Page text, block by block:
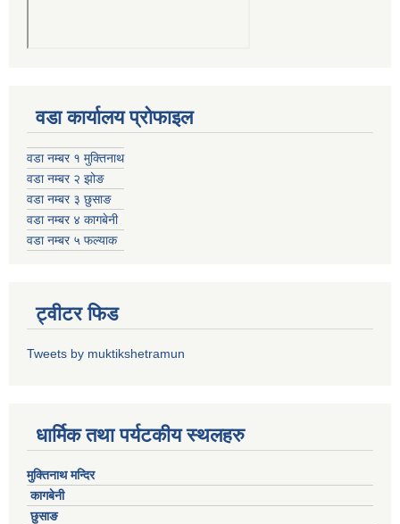
वडा कार्यालय प्रोफाइल
वडा नम्बर १ मुक्तिनाथ
वडा नम्बर २ झोङ
वडा नम्बर ३ छुसाङ
वडा नम्बर ४ कागबेनी
वडा नम्बर ५ फल्याक
ट्वीटर फिड
Tweets by muktikshetramun
धार्मिक तथा पर्यटकीय स्थलहरु
मुक्तिनाथ मन्दिर
कागबेनी
छुसाङ